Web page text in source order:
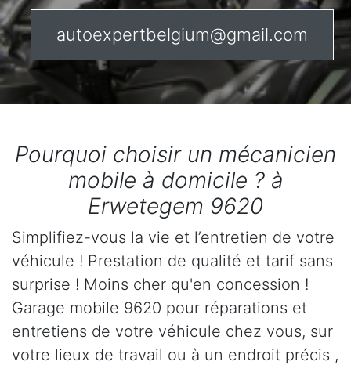
autoexpertbelgium@gmail.com
Pourquoi choisir un mécanicien
mobile à domicile ? à
Erwetegem 9620
Simplifiez-vous la vie et l’entretien de votre
véhicule ! Prestation de qualité et tarif sans
surprise ! Moins cher qu'en concession !
Garage mobile 9620 pour réparations et
entretiens de votre véhicule chez vous, sur
votre lieux de travail ou à un endroit précis ,